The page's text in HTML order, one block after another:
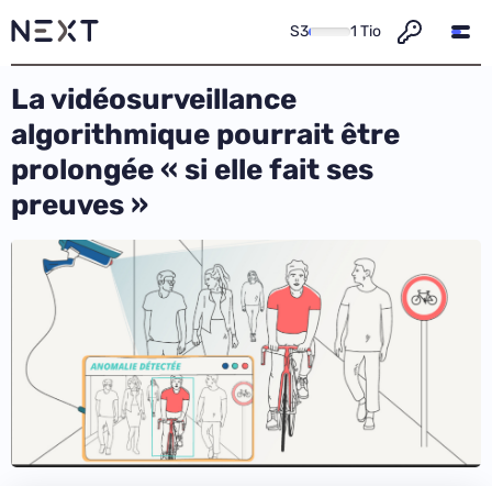
S3 1 Tio
La vidéosurveillance
algorithmique pourrait être
prolongée « si elle fait ses
preuves »